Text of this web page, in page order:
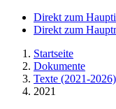
Direkt zum
Direkt zum
Startseite
Dokumente
Texte (2021-2026)
2021